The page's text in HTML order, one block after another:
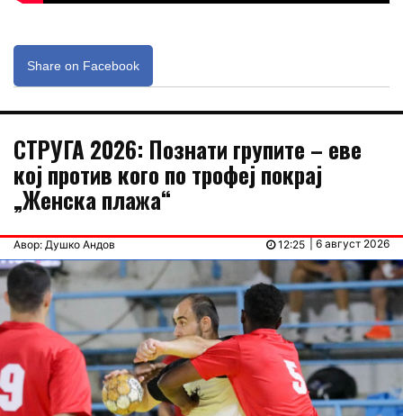
Share on Facebook
СТРУГА 2026: Познати групите – еве
кој против кого по трофеј покрај
„Женска плажа“
Авор: Душко Андов | 6 август 2026
12:25